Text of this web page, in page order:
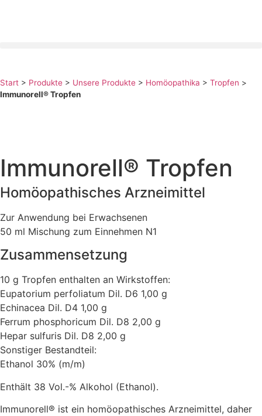
Start > Produkte > Unsere Produkte > Homöopathika > Tropfen >
Immunorell® Tropfen
Immunorell® Tropfen
Homöopathisches Arzneimittel
Zur Anwendung bei Erwachsenen
50 ml Mischung zum Einnehmen N1
Zusammensetzung
10 g Tropfen enthalten an Wirkstoffen:
Eupatorium perfoliatum Dil. D6 1,00 g
Echinacea Dil. D4 1,00 g
Ferrum phosphoricum Dil. D8 2,00 g
Hepar sulfuris Dil. D8 2,00 g
Sonstiger Bestandteil:
Ethanol 30% (m/m)
Enthält 38 Vol.-% Alkohol (Ethanol).
Immunorell® ist ein homöopathisches Arzneimittel, daher